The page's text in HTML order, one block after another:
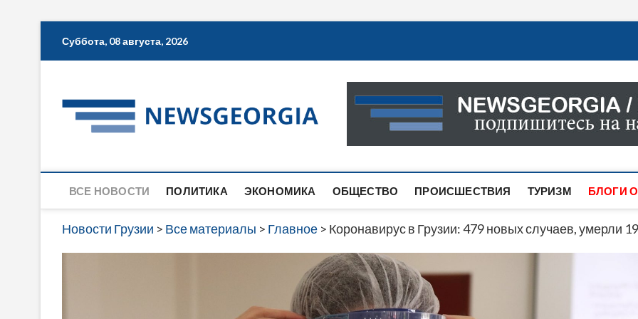
Суббота, 08 августа, 2026
Новости Грузии
САМАЯ АКТУАЛЬНАЯ ИНФОРМАЦИЯ О СОБЫТИЯХ
САЙТЕ ВЫ НАЙДЕТЕ НОВОСТИ ПОЛИТИКИ,
ВСЕ НОВОСТИ ПОЛИТИКА ЭКОНОМИКА ОБЩЕСТВО ПРОИСШЕСТВИЯ ТУРИЗМ БЛОГИ
Новости Грузии > Все материалы > Главное > Коронавирус в Грузии: 479 новых случаев, умерли